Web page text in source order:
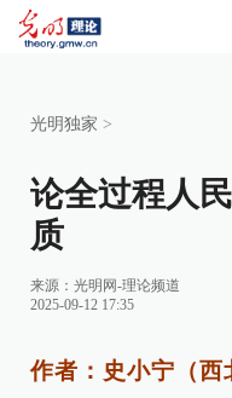
光明独家 >
论全过程人
质
来源： 光明网-理论频道
2025-09-12 17:35
作者：史小宁（西